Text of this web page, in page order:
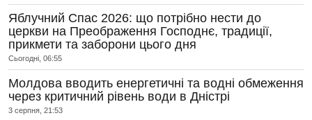
Яблучний Спас 2026: що потрібно нести до
церкви на Преображення Господнє, традиції,
прикмети та заборони цього дня
Сьогодні, 06:55
Молдова вводить енергетичні та водні обмеження
через критичний рівень води в Дністрі
3 серпня, 21:53